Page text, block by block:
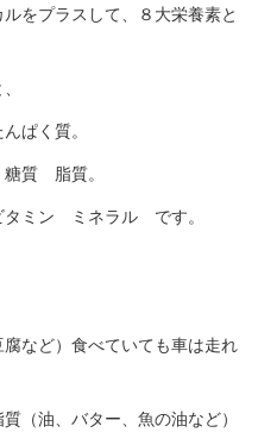
をプラスして、８大栄養素と
ぱく質。
質 脂質。
ミン ミネラル です。
など）食べていても車は走れ
（油、バター、魚の油など）